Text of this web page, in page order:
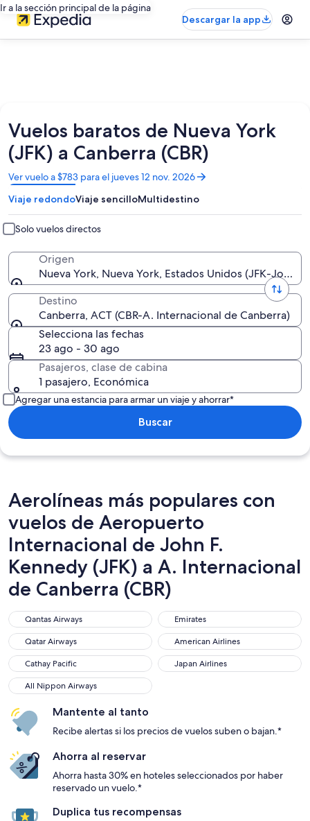
Ir a la sección principal de la página
Descargar la app
Vuelos baratos de Nueva York
(JFK) a Canberra (CBR)
Ver vuelo a $783 para el jueves 12 nov. 2026
Se
abrirá
en
una
nueva
ventana
Viaje redondoViaje sencilloMultidestino
Solo vuelos directos
Origen
Nueva York, Nueva York, Estados Unidos (JFK-John
Destino
Canberra, ACT (CBR-A. Internacional de Canberra)
Selecciona las fechas
23 ago - 30 ago
Pasajeros, clase de cabina
1 pasajero, Económica
Agregar una estancia para armar un viaje y ahorrar*
Buscar
Aerolíneas más populares con
vuelos de Aeropuerto
Internacional de John F.
Kennedy (JFK) a A. Internacional
de Canberra (CBR)
Qantas Airways
Qantas Airways Emirates
Emirates
Qatar Airways
Qatar Airways American Airlines
American Airlines
Cathay Pacific
Cathay Pacific Japan Airlines
Japan Airlines
All Nippon Airways
All Nippon Airways
Mantente al tanto
Recibe alertas si los precios de vuelos suben o bajan.*
Ahorra al reservar
Ahorra hasta 30% en hoteles seleccionados por haber
reservado un vuelo.*
Duplica tus recompensas